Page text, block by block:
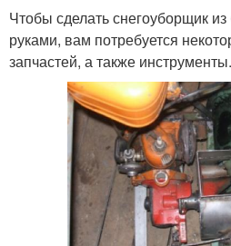
Чтобы сделать снегоуборщик
руками, вам потребуется
запчастей, а также инструменты.